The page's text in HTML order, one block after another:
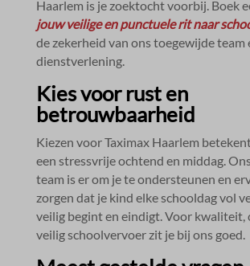
Haarlem is je zoektocht voorbij.​ Boek
jouw veilige en punctuele rit naar
de zekerheid van ons toegewijde team
dienstverlening.​
Kies voor rust en
betrouwbaarheid
Kiezen voor Taximax Haarlem
een stressvrije ochtend en middag.​
team is er om je te ondersteunen en
zorgen dat je kind elke schooldag vol
veilig begint en eindigt.​ Voor kwaliteit,
veilig schoolvervoer zit je bij ons goed.​